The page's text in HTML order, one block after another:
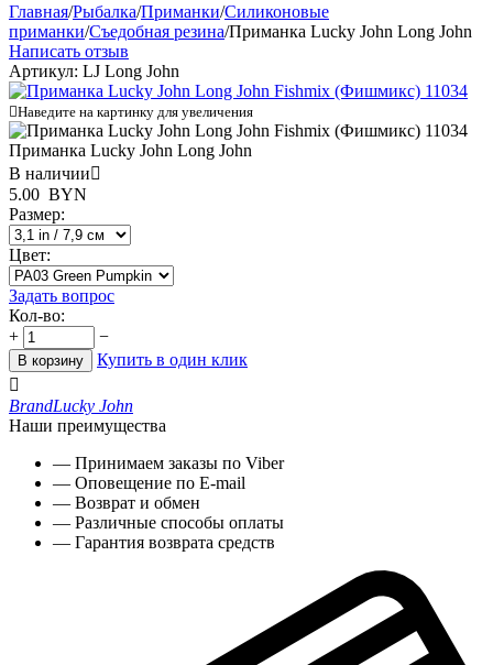
Главная/Рыбалка/Приманки/Силиконовые
приманки/Съедобная резина/Приманка Lucky John Long John
Написать отзыв
Артикул: LJ Long John
Наведите на картинку для увеличения
Приманка Lucky John Long John
В наличии
5.00 BYN
Размер:
Цвет:
Задать вопрос
Кол-во:
+
−
В корзину
Купить в один клик

BrandLucky John
Наши преимущества
— Принимаем заказы по Viber
— Оповещение по E-mail
— Возврат и обмен
— Различные способы оплаты
— Гарантия возврата средств